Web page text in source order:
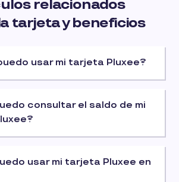
relacionados
tarjeta y beneficios
usar mi tarjeta Pluxee?
consultar el saldo de mi
usar mi tarjeta Pluxee en